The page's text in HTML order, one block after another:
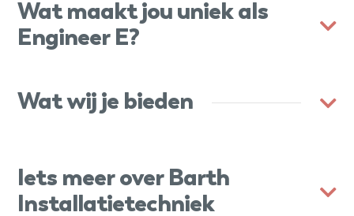
Wat maakt jou uniek als
Engineer E?
Wat wij je bieden
Iets meer over Barth
Installatietechniek